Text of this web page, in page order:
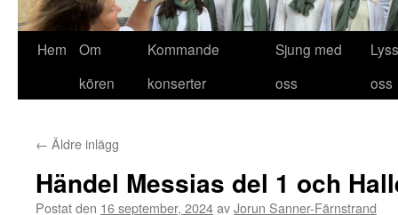
Hoppa
Hem
Om
kören
Kommande
konserter
Sjung med
oss
oss
← Äldre inlägg
Händel Messias del 1 och
Postat den 16 september, 2024avJorun Sanner-Färnstrand